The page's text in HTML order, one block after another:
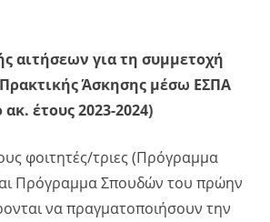
αιτήσεων για τη συμμετοχή
Άσκησης μέσω ΕΣΠΑ
έτους 2023-2024)
φοιτητές/τριες (Πρόγραμμα
Πρόγραμμα Σπουδών του πρώην
να πραγματοποιήσουν την